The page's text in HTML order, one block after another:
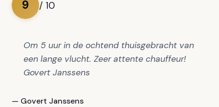
9 / 10
Om 5 uur in de ochtend thuisgebracht van
een lange vlucht. Zeer attente chauffeur!
Govert Janssens
— Govert Janssens